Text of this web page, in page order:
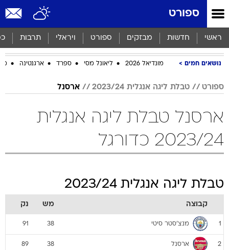
ספורט
ראשי חדשות מבזקים ספורט ויראלי תרבות
נושאים חמים מונדיאל 2026 ליאונל מסי ספרד ארגנטינה
ספורט טבלת ליגה אנגלית 2023/24 ארסנל
ארסנל טבלת ליגה אנגלית
2023/24 כדורגל
טבלת ליגה אנגלית 2023/24
קבוצה מש נק
1 מנצ'סטר סיטי 38
91
2 ארסנל 38
89